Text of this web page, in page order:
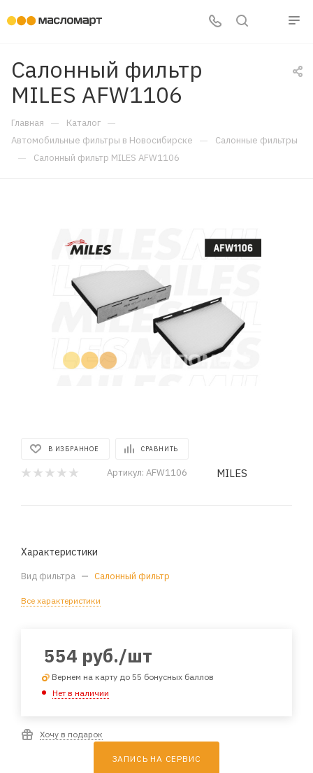
Салонный фильтр
MILES AFW1106
Главная — Каталог —
Автомобильные фильтры в Новосибирске — Салонные фильтры
— Салонный фильтр MILES AFW1106
В ИЗБРАННОЕ СРАВНИТЬ
Артикул: AFW1106 MILES
Характеристики
Вид фильтра — Салонный фильтр
Все характеристики
554 руб./шт
Вернем на карту до 55 бонусных баллов
Нет в наличии
Хочу в подарок
ЗАПИСЬ НА СЕРВИС